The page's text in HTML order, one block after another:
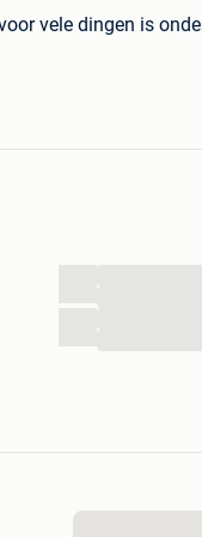
vele dingen is
gereden , nu de